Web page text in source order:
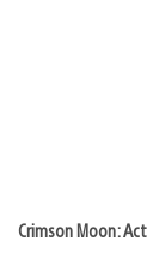
Crimson Moon: